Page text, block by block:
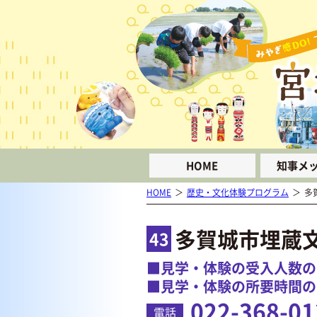
HOME 知事メ
HOME 歴史・文化体験プログラム 多
43 多賀城市埋蔵
■見学・体験の受入人数
■見学・体験の所要時間
電話